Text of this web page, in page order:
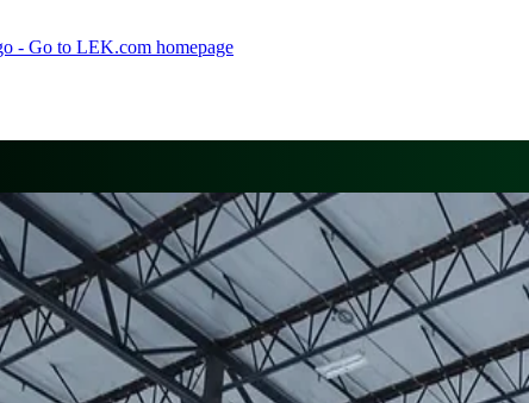
- Go to LEK.com homepage